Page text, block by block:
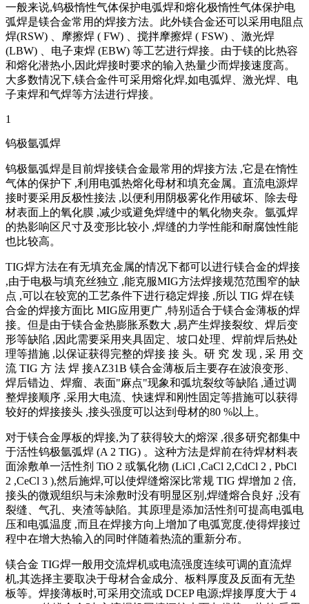
一般来说,钨极惰性气体保护电弧焊和熔化极惰性气体保护电
弧焊是镁合金常用的焊接方法。此外镁合金还可以采用电阻点
焊(RSW) 、摩擦焊 ( FW) 、搅拌摩擦焊 ( FSW) 、激光焊
(LBW) 、电子束焊 (EBW) 等工艺进行焊接。由于镁的比热容
和熔化潜热小,因此焊接时要求的输入热量少而焊接速度高。
大多数情况下,镁合金件可采用熔化焊,如电弧焊、激光焊、电
子束焊和气焊等方法进行焊接。
1
钨极氩弧焊
钨极氩弧焊是目前焊接镁合金最常用的焊接方法 ,它是在惰性
气体的保护下 ,利用电弧热熔化母材和填充金属。直流电源焊
接时要采用反极性接法 ,以便利用阴极雾化作用破坏、除去母
材表面上的氧化膜 ,减少或避免焊缝中的氧化物夹杂。氩弧焊
的热影响区尺寸及变形比较小 ,焊缝的力学性能和耐腐蚀性能
也比较高。
TIG焊方法在有无填充金属的情况下都可以进行镁合金的焊接
,由于电极与填充丝独立 ,能克服MIG方法焊接规范范围窄的缺
点 ,可以在较宽的工艺条件下进行稳定焊接 ,所以 TIG 焊在镁
合金的焊接方面比 MIG应用更广 ,特别适合于镁合金薄板的焊
接。但是由于镁合金热膨胀系数大 ,易产生焊接裂纹、焊后变
形等缺陷 ,因此需要采用夹具固定、坡口处理、焊前焊后热处
理等措施 ,以保证获得完整的焊接 接 头。研 究 发 现 , 采 用 交
流 TIG 方 法 焊 接AZ31B 镁合金薄板后主要存在波浪变形、
焊后错边、焊瘤、表面"麻点"现象和弧坑裂纹等缺陷 ,通过调
整焊接顺序 ,采用大电流、快速焊和刚性固定等措施可以获得
较好的焊接接头 ,接头强度可以达到母材的80 %以上。
对于镁合金厚板的焊接,为了获得较大的熔深 ,很多研究都集中
于活性钨极氩弧焊 (A 2 TIG) 。这种方法是焊前在待焊材料表
面涂敷单一活性剂 TiO 2 或氯化物 (LiCl ,CaCl 2,CdCl 2 , PbCl
2 ,CeCl 3 ),然后施焊,可以使焊缝熔深比常规 TIG 焊增加 2 倍,
接头的微观组织与未涂敷时没有明显区别,焊缝熔合良好 ,没有
裂缝、气孔、夹渣等缺陷。其原理是添加活性剂可提高电弧电
压和电弧温度 ,而且在焊接方向上增加了电弧宽度,使得焊接过
程中在增大热输入的同时伴随着热流的重新分布。
镁合金 TIG焊一般用交流焊机或电流强度连续可调的直流焊
机,其选择主要取决于母材合金成分、板料厚度及反面有无垫
板等。焊接薄板时,可采用交流或 DCEP 电源;焊接厚度大于 4